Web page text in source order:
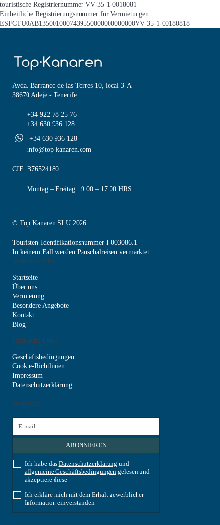
touristische Registriernummer VV-35-1-0018081
Einheitliche Registrierungsnummer für Vermietungen
ESFCTU0AB1350010007439550000000000000VV-35-1-00180818
Avda. Barranco de las Torres 10, local 3-A
38670 Adeje - Tenerife
+34 922 78 25 76
+34 630 936 128
+34 630 936 128
info@top-kanaren.com
CIF: B76524180
Montag – Freitag 9.00 – 17.00 HRS.
© Top Kanaren SLU 2026
Touristen-Identifikationsnummer I-003086.1
In keinem Fall werden Pauschalreisen vermarktet.
Schnelle Links
Startseite
Über uns
Vermietung
Besondere Angebote
Kontakt
Blog
Hilfreiche Links
Geschäftsbedingungen
Cookie-Richtlinien
Impressum
Datenschutzerklärung
Newsletter
Ich habe das Datenschutzerklärung und
allgemeine Geschäftsbedingungen gelesen und
akzeptiere diese
Ich erkläre mich mit dem Erhalt gewerblicher
Information einverstanden